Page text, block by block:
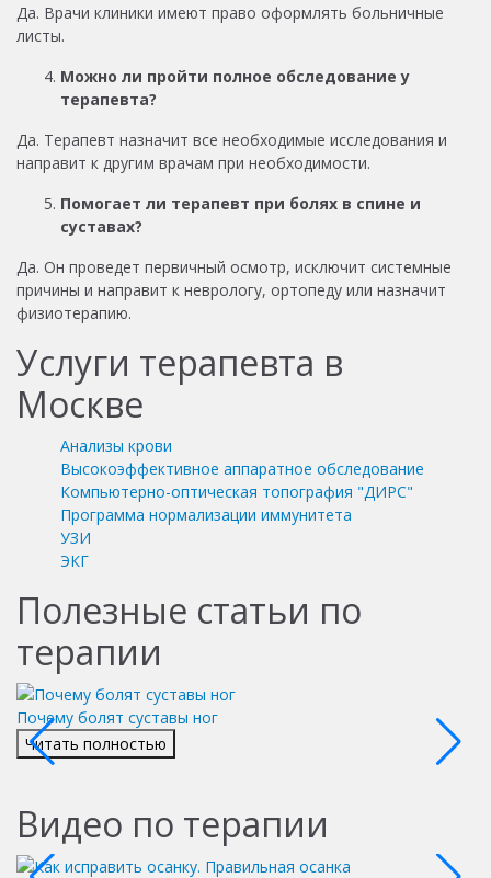
Да. Врачи клиники имеют право оформлять больничные
листы.
Можно ли пройти полное обследование у
терапевта?
Да. Терапевт назначит все необходимые исследования и
направит к другим врачам при необходимости.
Помогает ли терапевт при болях в спине и
суставах?
Да. Он проведет первичный осмотр, исключит системные
причины и направит к неврологу, ортопеду или назначит
физиотерапию.
Услуги терапевта в
Москве
Анализы крови
Высокоэффективное аппаратное обследование
Компьютерно-оптическая топография "ДИРС"
Программа нормализации иммунитета
УЗИ
ЭКГ
Полезные статьи по
терапии
Почему болят суставы ног
Читать полностью
Видео по терапии